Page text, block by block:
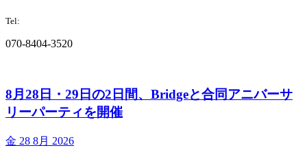
Tel:
070-8404-3520
8月28日・29日の2日間、Bridgeと合同アニバーサ
リーパーティを開催
金 28 8月 2026